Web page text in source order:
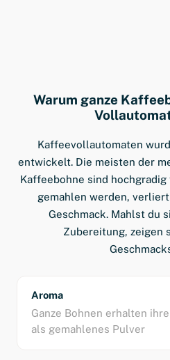
Warum ganze
Kaffeevollautomaten
entwickelt. Die meisten der
Kaffeebohne sind
gemahlen werden,
Geschmack. Mahlst du
Zubereitung, zeigen
Aroma
Ganze Bohnen erhalten
als gemahlenes Pulver